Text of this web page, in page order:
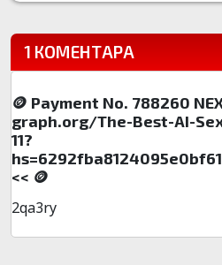
1 КОМЕНТАРА
🪙 Payment No. 788260
graph.org/The-Best-AI-
11?
<< 🪙
2qa3ry